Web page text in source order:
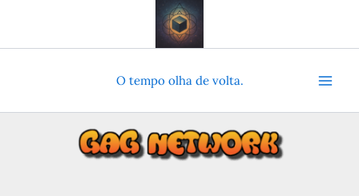
o
O tempo olha de volta.